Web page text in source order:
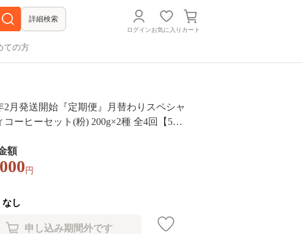
詳細検索
ログインお気に入り カート
ての方
2月発送開始『定期便』月替わりスペシャ
コーヒーセット(粉) 200g×2種 全4回【504
額
円
なし